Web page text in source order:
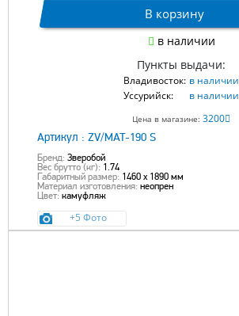
В корзину
в наличии
Пункты выдачи:
Владивосток: в наличии
Уссурийск:
в наличии
Цена в магазине: 3200
Артикул : ZV/MAT-190 S
Бренд: Зверобой
Вес брутто (кг): 1.74
Габаритный размер: 1460 x 1890 мм
Материал изготовления: неопрен
Цвет: камуфляж
+5 Фото